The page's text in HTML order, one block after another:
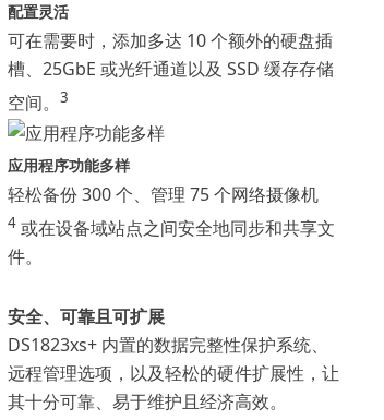
配置灵活
可在需要时，添加多达 10 个额外的硬盘插
槽、25GbE 或光纤通道以及 SSD 缓存存储
空间。
3
应用程序功能多样
轻松备份 300 个、管理 75 个网络摄像机
4 或在设备域站点之间安全地同步和共享文
件。
安全、可靠且可扩展
DS1823xs+ 内置的数据完整性保护系统、
远程管理选项，以及轻松的硬件扩展性，让
其十分可靠、易于维护且经济高效。